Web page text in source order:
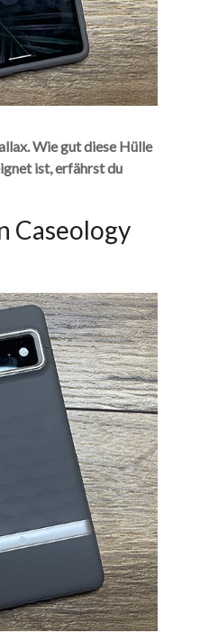
Wie gut diese Hülle
ist, erfährst du
Caseology